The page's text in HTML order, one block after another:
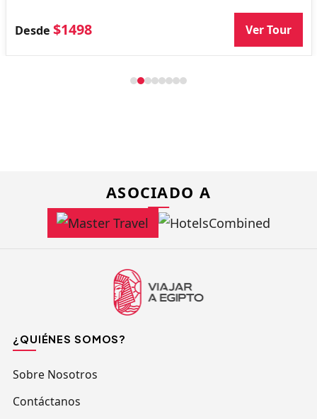
Desde $1498 Ver Tour
ASOCIADO A
¿QUIÉNES SOMOS?
Sobre Nosotros
Contáctanos